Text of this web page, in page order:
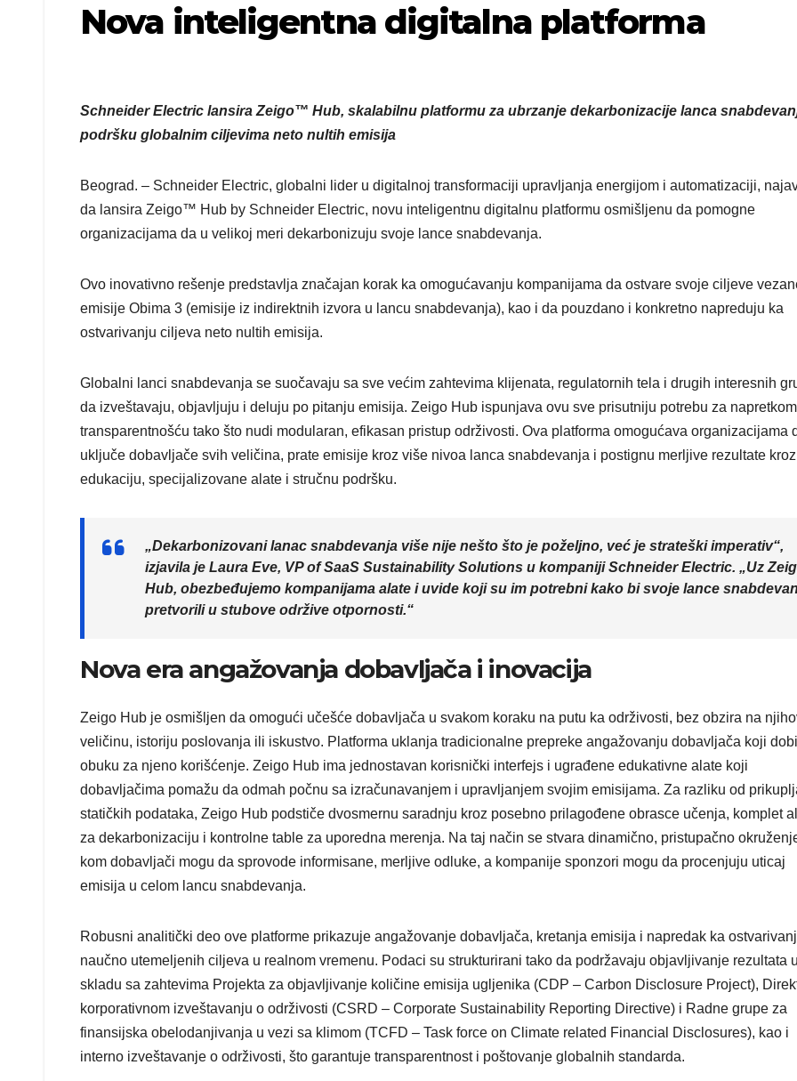
Nova inteligentna digitalna platforma
Schneider Electric lansira Zeigo™ Hub, skalabilnu platformu za ubrzanje dekarbonizacije lanca
podršku globalnim ciljevima neto nultih emisija
Beograd. – Schneider Electric, globalni lider u digitalnoj transformaciji upravljanja energijom i automatizaciji,
da lansira Zeigo™ Hub by Schneider Electric, novu inteligentnu digitalnu platformu osmišljenu da pomogne
organizacijama da u velikoj meri dekarbonizuju svoje lance snabdevanja.
Ovo inovativno rešenje predstavlja značajan korak ka omogućavanju kompanijama da ostvare svoje ciljeve
emisije Obima 3 (emisije iz indirektnih izvora u lancu snabdevanja), kao i da pouzdano i konkretno napreduju ka
ostvarivanju ciljeva neto nultih emisija.
Globalni lanci snabdevanja se suočavaju sa sve većim zahtevima klijenata, regulatornih tela i drugih interesnih
da izveštavaju, objavljuju i deluju po pitanju emisija. Zeigo Hub ispunjava ovu sve prisutniju potrebu za
transparentnošću tako što nudi modularan, efikasan pristup održivosti. Ova platforma omogućava organizacijama
uključe dobavljače svih veličina, prate emisije kroz više nivoa lanca snabdevanja i postignu merljive rezultate kroz
edukaciju, specijalizovane alate i stručnu podršku.
„Dekarbonizovani lanac snabdevanja više nije nešto što je poželjno, već je strateški imperativ“,
izjavila je Laura Eve, VP of SaaS Sustainability Solutions u kompaniji Schneider Electric. „Uz
Hub, obezbeđujemo kompanijama alate i uvide koji su im potrebni kako bi svoje lance
pretvorili u stubove održive otpornosti.“
Nova era angažovanja dobavljača i inovacija
Zeigo Hub je osmišljen da omogući učešće dobavljača u svakom koraku na putu ka održivosti, bez obzira na
veličinu, istoriju poslovanja ili iskustvo. Platforma uklanja tradicionalne prepreke angažovanju dobavljača koji
obuku za njeno korišćenje. Zeigo Hub ima jednostavan korisnički interfejs i ugrađene edukativne alate koji
dobavljačima pomažu da odmah počnu sa izračunavanjem i upravljanjem svojim emisijama. Za razliku od
statičkih podataka, Zeigo Hub podstiče dvosmernu saradnju kroz posebno prilagođene obrasce učenja, komplet
za dekarbonizaciju i kontrolne table za uporedna merenja. Na taj način se stvara dinamično, pristupačno
kom dobavljači mogu da sprovode informisane, merljive odluke, a kompanije sponzori mogu da procenjuju uticaj
emisija u celom lancu snabdevanja.
Robusni analitički deo ove platforme prikazuje angažovanje dobavljača, kretanja emisija i napredak ka
naučno utemeljenih ciljeva u realnom vremenu. Podaci su strukturirani tako da podržavaju objavljivanje rezultata u
skladu sa zahtevima Projekta za objavljivanje količine emisija ugljenika (CDP – Carbon Disclosure Project),
korporativnom izveštavanju o održivosti (CSRD – Corporate Sustainability Reporting Directive) i Radne grupe za
finansijska obelodanjivanja u vezi sa klimom (TCFD – Task force on Climate related Financial Disclosures), kao i
interno izveštavanje o održivosti, što garantuje transparentnost i poštovanje globalnih standarda.
Novi film
inspiriše
putovanje
širom sveta —
ali i prevarante
Beč